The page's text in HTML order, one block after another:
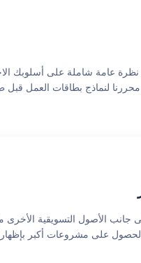
عامة شاملة على أسلوبك
لنماذج بطاقات العمل قبل
جانب الأصول التسويقية الأخرى
على مشروعات أكبر